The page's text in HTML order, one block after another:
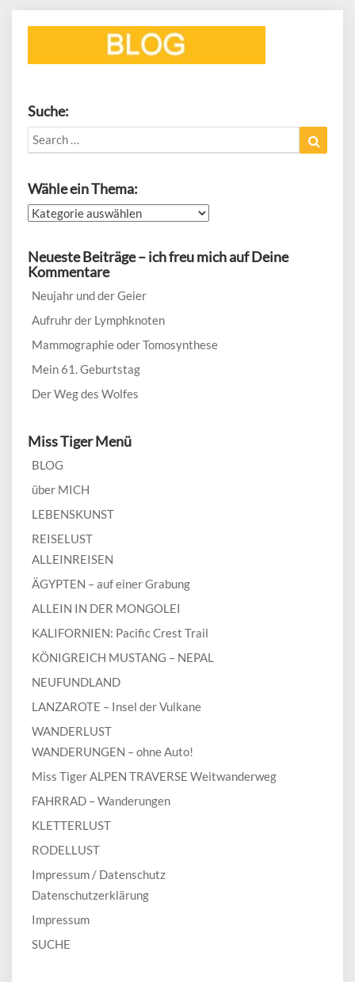
Suche:
Search
for:
Wähle ein Thema:
Wähle
Neueste Beiträge – ich freu mich auf Deine
Kommentare
Neujahr und der Geier
Aufruhr der Lymphknoten
Mammographie oder Tomosynthese
Mein 61. Geburtstag
Der Weg des Wolfes
Miss Tiger Menü
BLOG
über MICH
LEBENSKUNST
REISELUST
ALLEINREISEN
ÄGYPTEN – auf einer Grabung
ALLEIN IN DER MONGOLEI
KALIFORNIEN: Pacific Crest Trail
KÖNIGREICH MUSTANG – NEPAL
NEUFUNDLAND
LANZAROTE – Insel der Vulkane
WANDERLUST
WANDERUNGEN – ohne Auto!
Miss Tiger ALPEN TRAVERSE Weitwanderweg
FAHRRAD – Wanderungen
KLETTERLUST
RODELLUST
Impressum / Datenschutz
Datenschutzerklärung
Impressum
SUCHE